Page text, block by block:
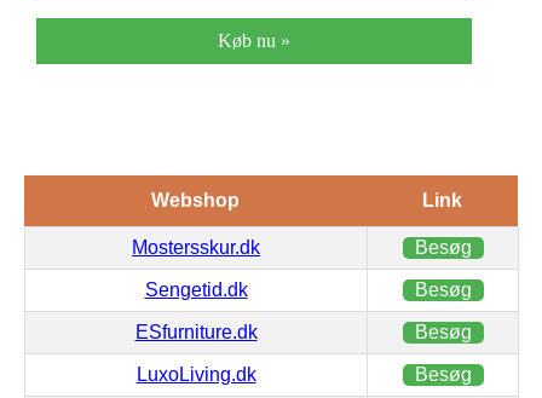
Køb nu »
Webshop Link
Mostersskur.dk Besøg
Sengetid.dk Besøg
ESfurniture.dk Besøg
LuxoLiving.dk Besøg